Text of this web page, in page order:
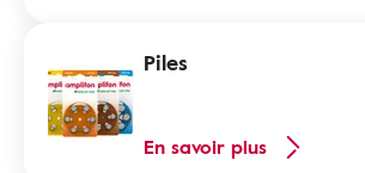
Piles
En savoir plus